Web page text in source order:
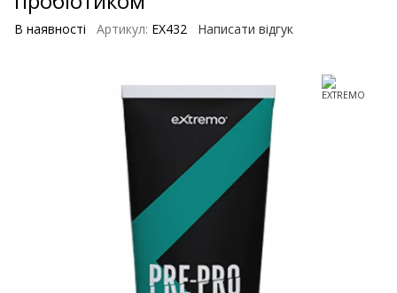
В наявності Артикул: EX432 Написати відгук